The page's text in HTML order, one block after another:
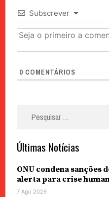
Subscrever
0 COMENTÁRIOS
Últimas Notícias
ONU condena sanções
alerta para crise
7 Ago 2026